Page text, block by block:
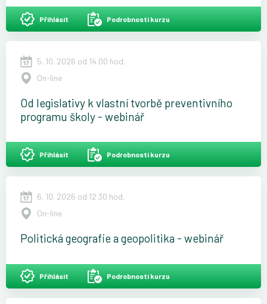
Přihlásit Podrobnosti kurzu
5. 10. 2026 od 14.00 hod.
On-line
Od legislativy k vlastní tvorbě preventivního
programu školy - webinář
Přihlásit Podrobnosti kurzu
6. 10. 2026 od 12.30 hod.
On-line
Politická geografie a geopolitika - webinář
Přihlásit Podrobnosti kurzu